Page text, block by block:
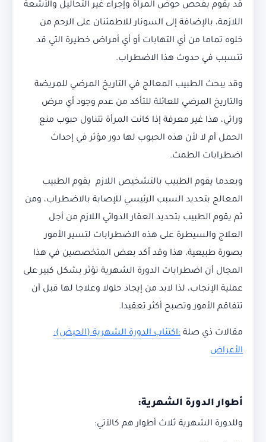
قد يقوم بفحص حوض المرأة وإجراء غير التحاليل والأشعة
اللازمة، بالإضافة إلى السونار للاطمئنان على الرحم من
خلوه تماما من أي التهابات أو أي أمراض خطيرة التي قد
تتسبب في حدوث هذا الاضطراب.
وقد يبحث الطبيب المعالج في التاريخ المرضي للمريضة
والتاريخ المرضي للعائلة للتأكد من عدم وجود أي مرض
وراثي، هذا غير معرفة إذا كانت المرأة تتناول حبوب منع
الحمل أم لا لأن هذه الحبوب لها دور مؤثر في إحداث
اضطرابات الطمث.
وبعدما يقوم الطبيب بالتشخيص اللازم يقوم الطبيب
المعالج بتحديد السبب الرئيسي للإصابة بالاضطراب، ومن
ثم يقوم الطبيب بتحديد العقار الدوائي اللازم من أجل
العلاج والسيطرة على هذه الاضطرابات لتسير الأمور
بصورة طبيعية، هذا وقد أكد بعض المتخصصين في هذا
المجال أن اضطرابات الدورة الشهرية تؤثر بشكل كبير على
عملية الإنجاب، لذا لابد من إيجاد حلولا وعلاجا لها قبل أن
تتفاقم الأمور وتصبح أكثر تعقيدا.
مقالات ذي صلة :اكتئاب الدورة الشهرية (الحيض):
الأعراض
أطوار الدورة الشهرية:
وللدورة الشهرية ثلاث أطوار هم كالآتي: